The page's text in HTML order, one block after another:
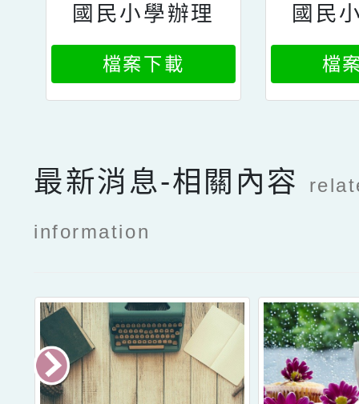
國民小學辦理
「本市113年度
學校經營與教學
檔案下載
國民
「本
學校經
檔
最新消息-相關內容
information